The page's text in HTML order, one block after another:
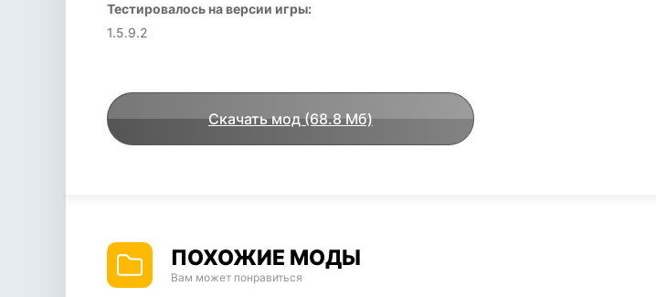
Тестировалось на версии игры:
1.5.9.2
Скачать мод (68.8 Мб)
ПОХОЖИЕ МОДЫ
Вам может понравиться